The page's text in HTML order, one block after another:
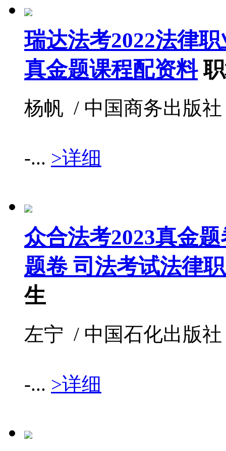
瑞达法考2022法律
真金题课程配资料
杨帆 / 中国商务出版
-... >详细
众合法考2023真金
题卷 司法考试法律
生
左宁 / 中国石化出版
-... >详细